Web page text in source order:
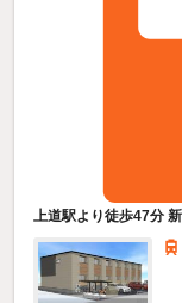
上道駅より徒歩47分